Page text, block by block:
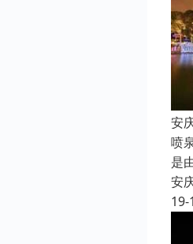
安
喷
是
安
19-